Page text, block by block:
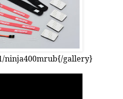
ninja400mrub{/gallery}